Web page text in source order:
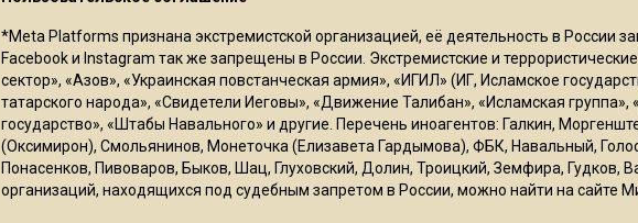
*Meta Platforms признана экстремистской организацией, её деятельность в
Facebook и Instagram так же запрещены в России. Экстремистские и
сектор», «Азов», «Украинская повстанческая армия», «ИГИЛ» (ИГ, Исламское
татарского народа», «Свидетели Иеговы», «Движение Талибан», «Исламская
государство», «Штабы Навального» и другие. Перечень иноагентов: Галкин,
(Оксимирон), Смольянинов, Монеточка (Елизавета Гардымова), ФБК, Навальный,
Понасенков, Пивоваров, Быков, Шац, Глуховский, Долин, Троицкий, Земфира, Гудков,
организаций, находящихся под судебным запретом в России, можно найти на сайте